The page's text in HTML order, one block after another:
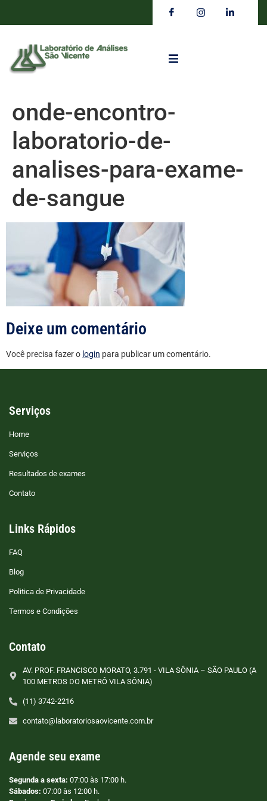
onde-encontro-
laboratorio-de-
analises-para-exame-
de-sangue
Deixe um comentário
Você precisa fazer o login para publicar um comentário.
Serviços
Home
Serviços
Resultados de exames
Contato
Links Rápidos
FAQ
Blog
Politica de Privacidade
Termos e Condições
Contato
AV. PROF. FRANCISCO MORATO, 3.791 - VILA SÔNIA – SÃO PAULO (A
100 METROS DO METRÔ VILA SÔNIA)
(11) 3742-2216
contato@laboratoriosaovicente.com.br
Agende seu exame
Segunda a sexta: 07:00 às 17:00 h.
Sábados: 07:00 às 12:00 h.